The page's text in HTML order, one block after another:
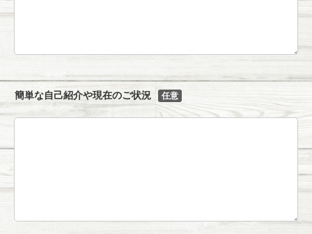
簡単な自己紹介や現在のご状況 任意